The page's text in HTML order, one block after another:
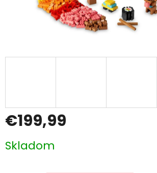
€199,99
cena:
Skladom